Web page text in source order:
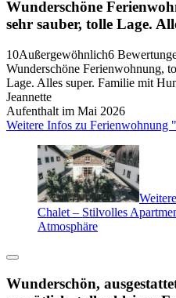
Wunderschöne
sehr sauber, tolle Lage.
10Außergewöhnlich6
Wunderschöne Ferienwohnung,
Lage. Alles super. Familie mit
Jeannette
Aufenthalt im Mai 2026
Weitere Infos zu Ferienwohnung
Chalet – Stilvolles
Atmosphäre
Wunderschön,